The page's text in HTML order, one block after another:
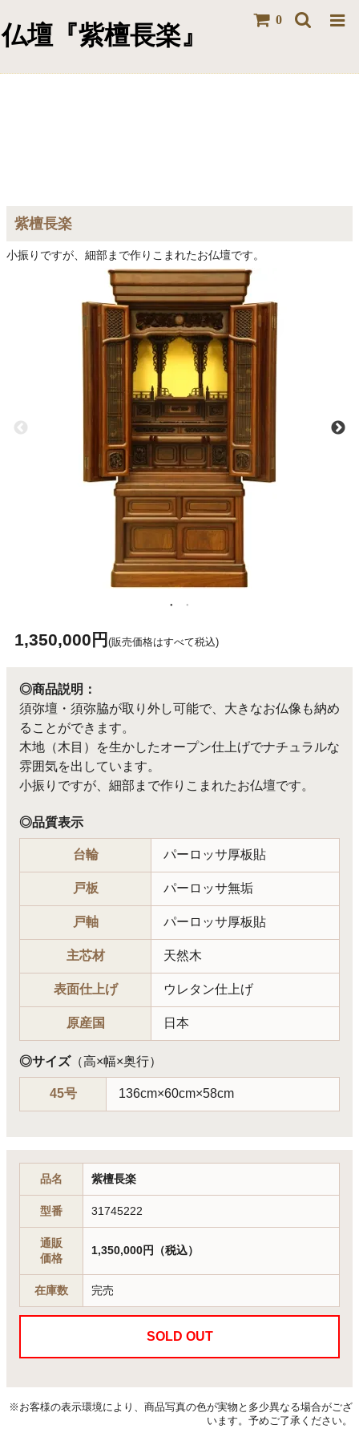
仏壇『紫檀長楽』
0
紫檀長楽
小振りですが、細部まで作りこまれたお仏壇です。
1,350,000円 (販売価格はすべて税込)
◎商品説明：
須弥壇・須弥脇が取り外し可能で、大きなお仏像も納め
ることができます。
木地（木目）を生かしたオープン仕上げでナチュラルな
雰囲気を出しています。
小振りですが、細部まで作りこまれたお仏壇です。
◎品質表示
台輪 パーロッサ厚板貼
戸板 パーロッサ無垢
戸軸 パーロッサ厚板貼
主芯材 天然木
表面仕上げ ウレタン仕上げ
原産国 日本
◎サイズ（高×幅×奥行）
45号 136cm×60cm×58cm
品名 紫檀長楽
型番 31745222
通販
価格
1,350,000円（税込）
在庫数 完売
SOLD OUT
※お客様の表示環境により、商品写真の色が実物と多少異なる場合がござ
います。予めご了承ください。